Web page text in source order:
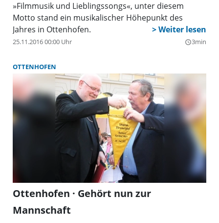
»Filmmusik und Lieblingssongs«, unter diesem
Motto stand ein musikalischer Höhepunkt des
Jahres in Ottenhofen.
25.11.2016 00:00 Uhr query_builder3min
OTTENHOFEN
Ottenhofen · Gehört nun zur
Mannschaft